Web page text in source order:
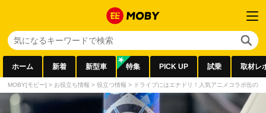
ホーム 新着 新型車 特集 PICK UP 試乗 取材レ
MOBY[モビー] > お役立ち情報 > 役立つ情報 > ドライブにはエナドリ！人気アニメコラボ缶の